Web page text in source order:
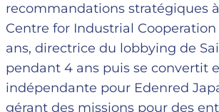
recommandations stratégiques à
Centre for Industrial
ans, directrice du lobbying de
pendant 4 ans puis se convertit
indépendante pour Edenred
gérant des missions pour des